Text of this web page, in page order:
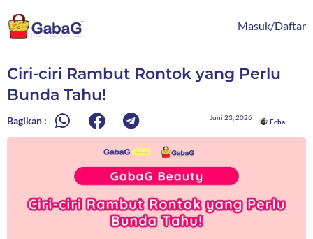
ke
konten
Masuk/Daftar
Ciri-ciri Rambut Rontok yang Perlu
Bunda Tahu!
Bagikan : Juni 23, 2026
Echa